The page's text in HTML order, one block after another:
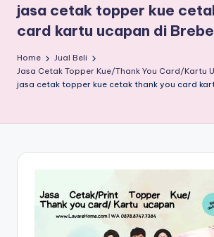
jasa cetak topper kue
card kartu ucapan di
Home
Jual Beli
Jasa Cetak Topper Kue/Thank You Card/Kartu
jasa cetak topper kue cetak thank you card